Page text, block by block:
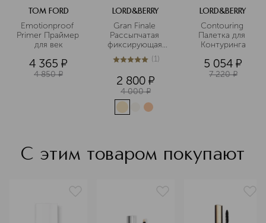
TOM FORD
Emotionproof
Primer Праймер
для век
4 365 ¤
4 850 ¤
LORD&BERRY
Gran Finale
Рассыпчатая
фиксирующая
пудра
5из 51 (1)
2 800 ¤
4 000 ¤
LORD&BERRY
Contouring
Палетка для
Контуринга
5 054 ¤
7 220 ¤
С этим товаром покупают